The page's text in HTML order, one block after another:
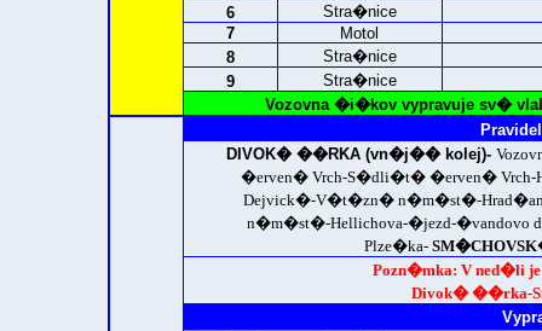
6
Stra�nice
7
Motol
8
Stra�nice
9
Stra�nice
Vozovna �i�kov vypravuje sv�
DIVOK� ��RKA (vn�j�� kolej)-
�erven� Vrch-S�dli�t� �erven� Vrch-
Dejvick�-V�t�zn� n�m�st�-
n�m�st�-Hellichova-�jezd-�vandovo
Plze�ka-
Pozn�mka: V ned�li je
Divok� ��rka-